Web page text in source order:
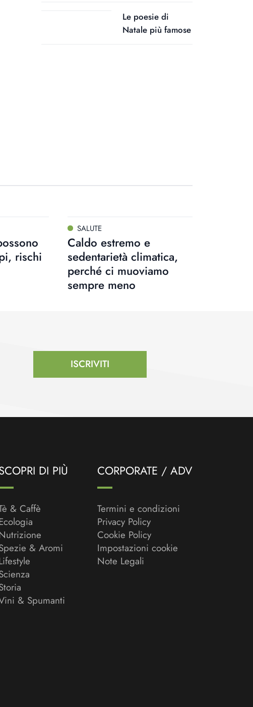
Le poesie di
Natale più famose
rischi
SALUTE
Caldo estremo e
sedentarietà climatica,
perché ci muoviamo
sempre meno
ISCRIVITI
DI PIÙ
& Caffè
& Aromi
& Spumanti
CORPORATE / ADV
Termini e condizioni
Privacy Policy
Cookie Policy
Impostazioni cookie
Note Legali